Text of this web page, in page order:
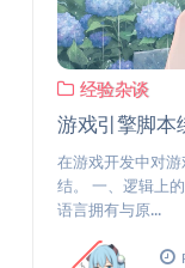
经验杂谈
游戏引擎脚本
在游戏开发中对
结。 一、逻辑上
语言拥有与原...